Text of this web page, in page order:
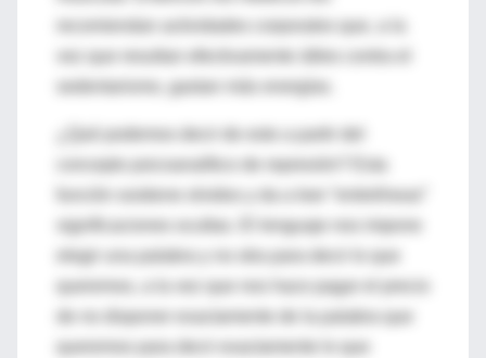
sedentarismo, gastan más energías.
significaciones ocultas. El lenguaje nos impone
elegir una palabra y no otra para decir lo que
queremos, a la vez que nos hace pagar el precio